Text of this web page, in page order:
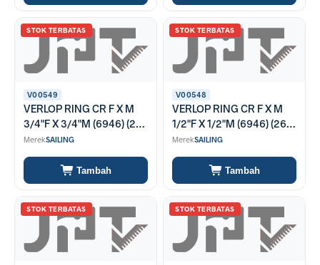
STOK TERBATAS
V00549
VERLOP RING CR F X M
3/4"F X 3/4"M (6946) (26-
6946-2424)
MerekSAILING
Tambah
STOK TERBATAS
V00548
VERLOP RING CR F X M
1/2"F X 1/2"M (6946) (26-
6946-1616)
MerekSAILING
Tambah
STOK TERBATAS STOK TERBATAS